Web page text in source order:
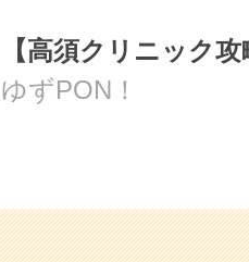
【高須クリニック
ゆずPON！